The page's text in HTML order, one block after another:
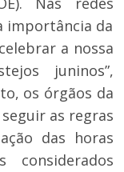
importância da
a nossa
juninos”,
os órgãos da
as regras
das horas
considerados